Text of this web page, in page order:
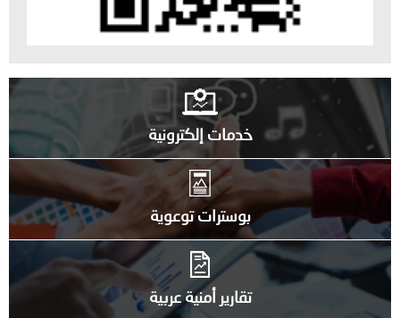
خدمات إلكترونية
بوسترات توعوية
تقارير أمنية عربية